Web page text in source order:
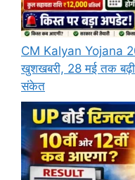
CM Kalyan Yojana
खुशखबरी, 28 मई तक
संकेत